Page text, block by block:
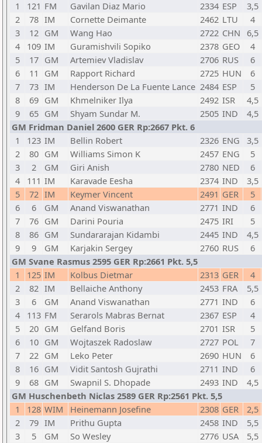
1
121 FM Gavilan Diaz Mario 2334 ESP
3,5
2
78 IM Cornette Deimante 2462 LTU
4
3
12 GM Wang Hao 2722 CHN
6,5
4
109 IM Guramishvili Sopiko 2378 GEO
4
5
17 GM Artemiev Vladislav 2706 RUS
6
6
11 GM Rapport Richard 2725 HUN
6
7
73 IM Henderson De La Fuente Lance 2484 ESP
5
8
69 GM Khmelniker Ilya 2492 ISR
4,5
9
65 GM Shyam Sundar M. 2505 IND
4,5
GM Fridman Daniel 2600 GER Rp:2667 Pkt. 6
1
123 IM Bellin Robert 2326 ENG
3,5
2
80 GM Williams Simon K 2457 ENG
5
3
2 GM Giri Anish 2780 NED
6
4
111 IM Karavade Eesha 2374 IND
3,5
5
72 IM Keymer Vincent 2491 GER
5
6
6 GM Anand Viswanathan 2771 IND
6
7
76 GM Darini Pouria 2475 IRI
5
8
86 GM Sundararajan Kidambi 2445 IND
4,5
9
9 GM Karjakin Sergey 2760 RUS
6
GM Svane Rasmus 2595 GER Rp:2661 Pkt. 5,5
1
125 IM Kolbus Dietmar 2313 GER
4
2
82 IM Bellaiche Anthony 2453 FRA
5,5
3
6 GM Anand Viswanathan 2771 IND
6
4
113 FM Serarols Mabras Bernat 2367 ESP
4
5
20 GM Gelfand Boris 2701 ISR
5
6
10 GM Wojtaszek Radoslaw 2727 POL
7
7
22 GM Leko Peter 2690 HUN
6
8
16 GM Vidit Santosh Gujrathi 2711 IND
6
9
68 GM Swapnil S. Dhopade 2493 IND
4,5
GM Huschenbeth Niclas 2589 GER Rp:2561 Pkt. 5,5
1
128 WIM Heinemann Josefine 2308 GER
2,5
2
79 IM Prithu Gupta 2458 IND
5,5
3
5 GM So Wesley 2776 USA 5,5